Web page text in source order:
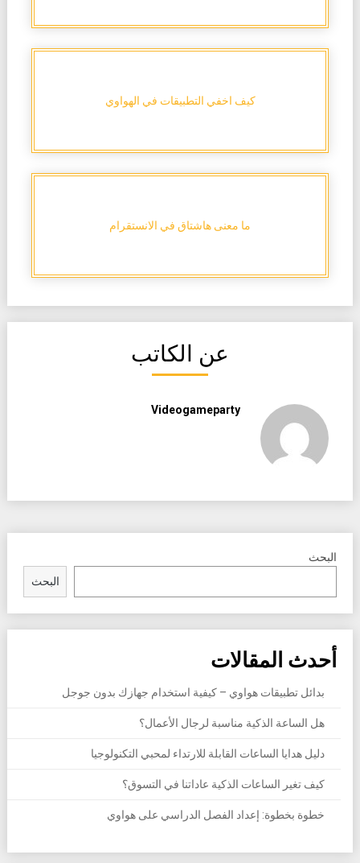
كيف اخفي التطبيقات في الهواوي
ما معنى هاشتاق في الانستقرام
عن الكاتب
Videogameparty
البحث
البحث
أحدث المقالات
بدائل تطبيقات هواوي – كيفية استخدام جهازك بدون جوجل
هل الساعة الذكية مناسبة لرجال الأعمال؟
دليل هدايا الساعات القابلة للارتداء لمحبي التكنولوجيا
كيف تغير الساعات الذكية عاداتنا في التسوق؟
خطوة بخطوة: إعداد الفصل الدراسي على هواوي